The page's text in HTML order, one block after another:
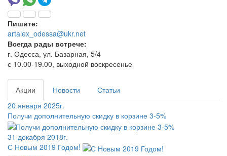
Пишите:
artalex_odessa@ukr.net
Всегда рады встрече:
г. Одесса, ул. Базарная, 5/4
с 10.00-19.00, выходной воскресенье
Акции Новости
Статьи
20 января 2025г.
Получи дополнительную скидку в корзине 3-5%
31 декабря 2018г.
С Новым 2019 Годом!